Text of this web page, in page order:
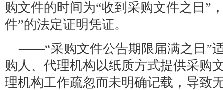
购文件的时间为“收到采购文件之日”
件”的法定证明凭证。
——“采购文件公告期限届满之日”
购人、代理机构以纸质方式提供采购
理机构工作疏忽而未明确记载，导致